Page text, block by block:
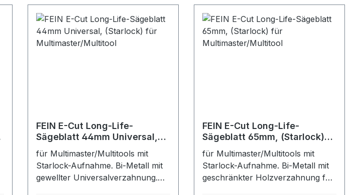
FEIN E-Cut Long-Life-
Sägeblatt 44mm Universal,
Multimaster/Multitool
für Multimaster/Multitools mit
Starlock-Aufnahme. Bi-Metall mit
gewellter Universalverzahnung.
FEIN E-Cut Long-Life-
Sägeblatt 65mm, (Starlock)
für Multimaster/Multitools mit
Starlock-Aufnahme. Bi-Metall mit
geschränkter Holzverzahnung für